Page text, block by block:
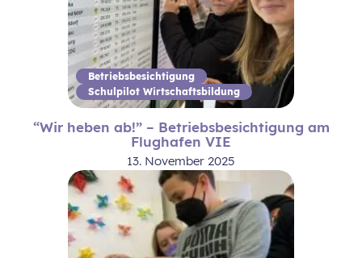
Betriebsbesichtigung
Schulpilot Wirtschaftsbildung
“Wir heben ab!” – Betriebsbesichtigung am
Flughafen VIE
13. November 2025